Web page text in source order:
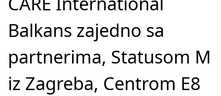
Balkans zajedno sa
partnerima, Statusom M
iz Zagreba, Centrom E8